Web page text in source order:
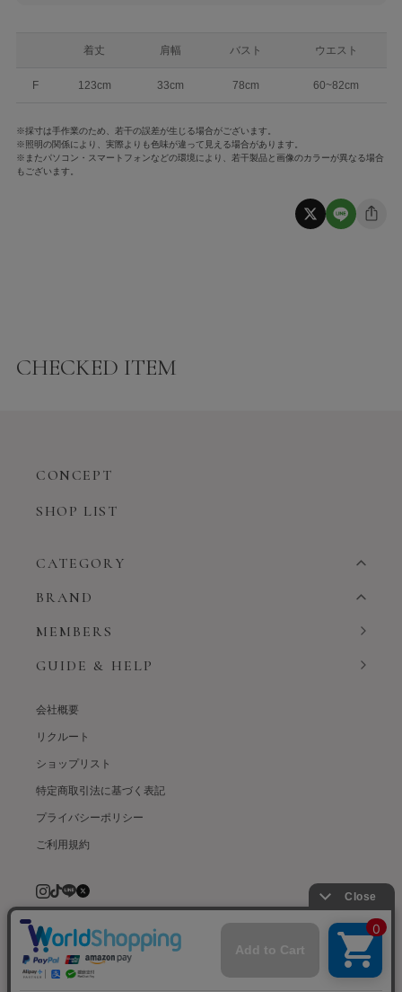
着丈 肩幅 バスト ウエスト
F 123cm 33cm 78cm 60~82cm
※採寸は手作業のため、若干の誤差が生じる場合がございます。
※照明の関係により、実際よりも色味が違って見える場合があります。
※またパソコン・スマートフォンなどの環境により、若干製品と画像のカラーが異なる場合
もございます。
CHECKED ITEM
CONCEPT
SHOP LIST
CATEGORY
BRAND
MEMBERS
GUIDE & HELP
会社概要
リクルート
ショップリスト
特定商取引法に基づく表記
プライバシーポリシー
ご利用規約
© weardept co.,ltd. All rights reserved.